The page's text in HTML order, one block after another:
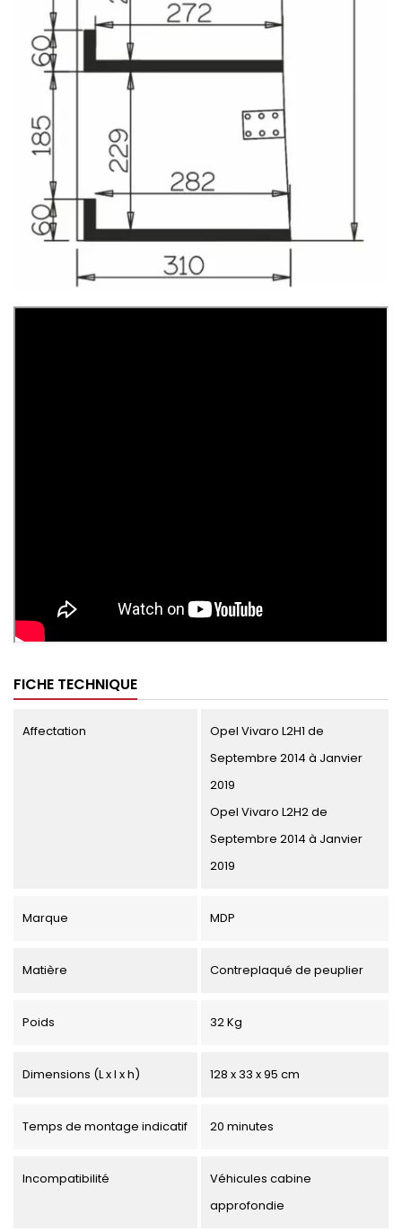
FICHE TECHNIQUE
Affectation
Opel Vivaro L2H1 de
Septembre 2014 à Janvier
2019
Opel Vivaro L2H2 de
Septembre 2014 à Janvier
2019
Marque MDP
Matière Contreplaqué de peuplier
Poids 32 Kg
Dimensions (L x l x h) 128 x 33 x 95 cm
Temps de montage indicatif 20 minutes
Incompatibilité
Véhicules cabine
approfondie